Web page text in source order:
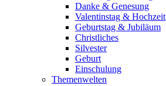
Danke & Genesung
Valentinstag & Hochzeit
Geburtstag & Jubiläum
Christliches
Silvester
Geburt
Einschulung
Themenwelten